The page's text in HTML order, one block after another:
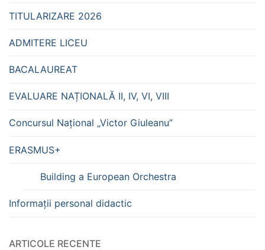
TITULARIZARE 2026
ADMITERE LICEU
BACALAUREAT
EVALUARE NAȚIONALĂ II, IV, VI, VIII
Concursul Național „Victor Giuleanu”
ERASMUS+
Building a European Orchestra
Informații personal didactic
ARTICOLE RECENTE